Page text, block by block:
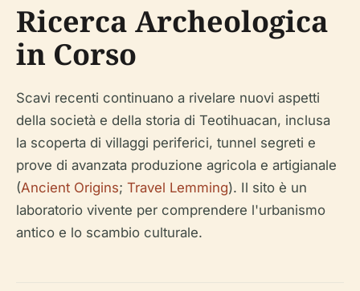
Ricerca Archeologica
in Corso
Scavi recenti continuano a rivelare nuovi aspetti
della società e della storia di Teotihuacan, inclusa
la scoperta di villaggi periferici, tunnel segreti e
prove di avanzata produzione agricola e artigianale
(Ancient Origins; Travel Lemming). Il sito è un
laboratorio vivente per comprendere l'urbanismo
antico e lo scambio culturale.